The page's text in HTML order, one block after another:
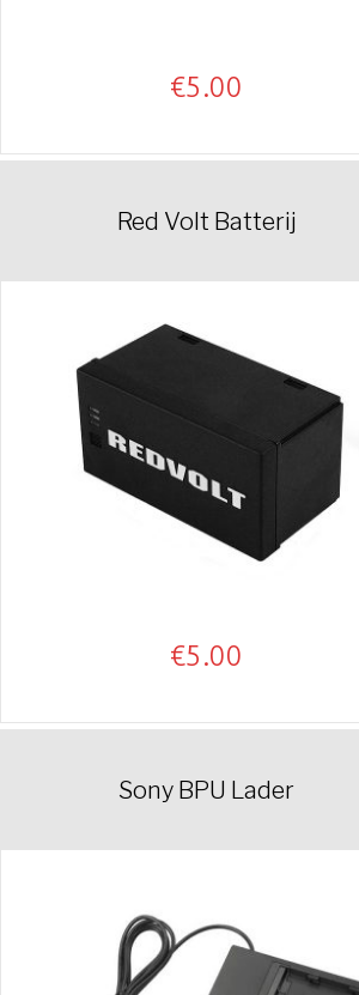
€5.00
Red Volt Batterij
€5.00
Sony BPU Lader